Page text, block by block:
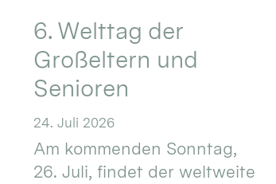
6. Welttag der
Großeltern und
Senioren
24. Juli 2026
Am kommenden Sonntag,
26. Juli, findet der weltweite